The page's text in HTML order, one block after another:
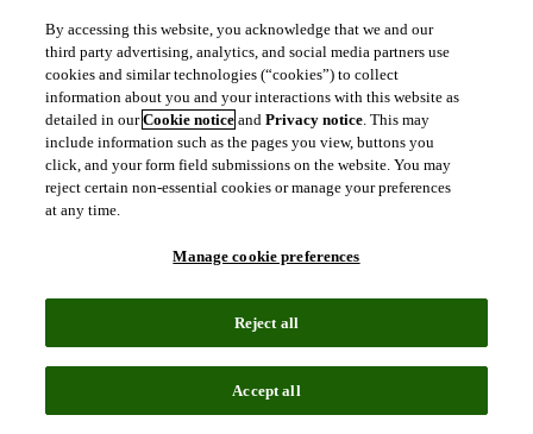
By accessing this website, you acknowledge that we and our
third party advertising, analytics, and social media partners use
cookies and similar technologies (“cookies”) to collect
information about you and your interactions with this website as
detailed in ourCookie notice andPrivacy notice. This may
include information such as the pages you view, buttons you
click, and your form field submissions on the website. You may
reject certain non-essential cookies or manage your preferences
at any time.
Manage cookie preferences
Reject all
Accept all